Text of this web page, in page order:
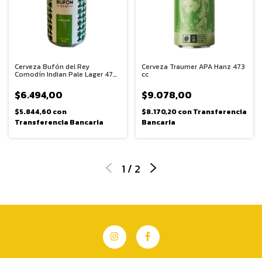
Cerveza Bufón del Rey
Comodín Indian Pale Lager 473
$6.494,00
$5.844,60con
Transferencia Bancaria
Cerveza Traumer APA Hanz 473
cc
$9.078,00
$8.170,20conTransferencia
Bancaria
1 / 2